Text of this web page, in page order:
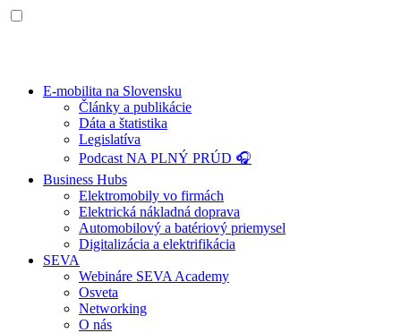
E-mobilita na Slovensku
Články a publikácie
Dáta a štatistika
Legislatíva
Podcast NA PLNÝ PRÚD 🎧
Business Hubs
Elektromobily vo firmách
Elektrická nákladná doprava
Automobilový a batériový priemysel
Digitalizácia a elektrifikácia
SEVA
Webináre SEVA Academy
Osveta
Networking
O nás